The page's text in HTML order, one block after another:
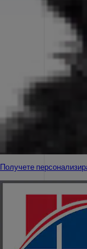
Получете